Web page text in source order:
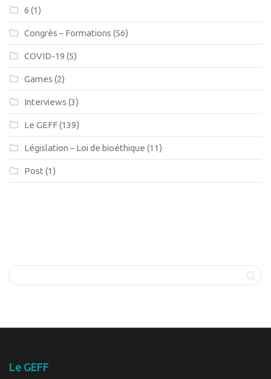
6 (1)
Congrès – Formations (56)
COVID-19 (5)
Games (2)
Interviews (3)
Le GEFF(139)
Législation – Loi de bioéthique (11)
Post (1)
Le GEFF